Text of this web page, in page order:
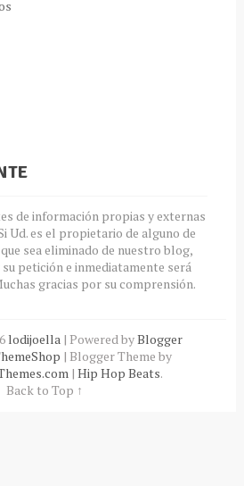
de información propias y externas
Ud. es el propietario de alguno de
sea eliminado de nuestro blog,
petición e inmediatamente será
gracias por su comprensión.
lodijoella| Powered byBlogger
| Blogger Theme by
| Hip Hop Beats.
Back to Top ↑